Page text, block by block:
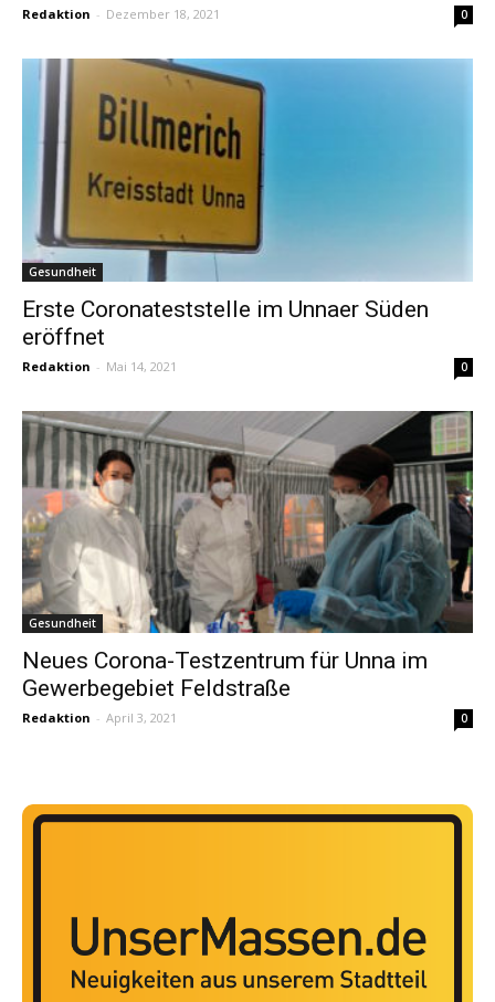
Redaktion - Dezember 18, 2021 0
Gesundheit
Erste Coronateststelle im Unnaer Süden
eröffnet
Redaktion - Mai 14, 2021 0
Gesundheit
Neues Corona-Testzentrum für Unna im
Gewerbegebiet Feldstraße
Redaktion - April 3, 2021 0